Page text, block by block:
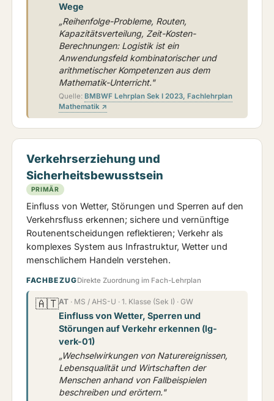
Wege
„Reihenfolge-Probleme, Routen,
Kapazitätsverteilung, Zeit-Kosten-
Berechnungen: Logistik ist ein
Anwendungsfeld kombinatorischer und
arithmetischer Kompetenzen aus dem
Mathematik-Unterricht."
Quelle: BMBWF Lehrplan Sek I 2023, Fachlehrplan
Mathematik ↗
Verkehrserziehung und
Sicherheitsbewusstsein
PRIMÄR
Einfluss von Wetter, Störungen und Sperren auf den
Verkehrsfluss erkennen; sichere und vernünftige
Routenentscheidungen reflektieren; Verkehr als
komplexes System aus Infrastruktur, Wetter und
menschlichem Handeln verstehen.
FACHBEZUGDirekte Zuordnung im Fach-Lehrplan
🇦🇹AT· MS / AHS-U · 1. Klasse (Sek I) · GW
Einfluss von Wetter, Sperren und
Störungen auf Verkehr erkennen (lg-
verk-01)
„Wechselwirkungen von Naturereignissen,
Lebensqualität und Wirtschaften der
Menschen anhand von Fallbeispielen
beschreiben und erörtern."